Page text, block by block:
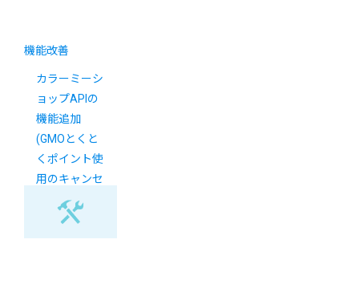
機能改善
カラーミーシ
ョップAPIの
機能追加
(GMOとくと
くポイント使
用のキャンセ